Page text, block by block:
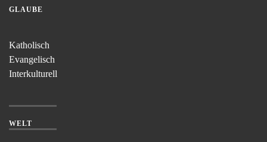
GLAUBE
Katholisch
Evangelisch
Interkulturell
WELT